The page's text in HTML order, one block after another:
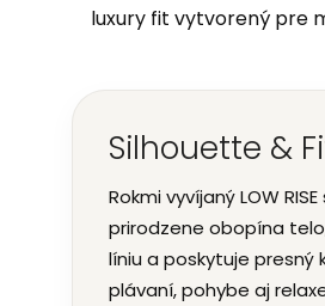
luxury fit vytvorený pre
Silhouette &
Rokmi vyvíjaný LOW
prirodzene obopína
líniu a poskytuje presný
plávaní, pohybe aj